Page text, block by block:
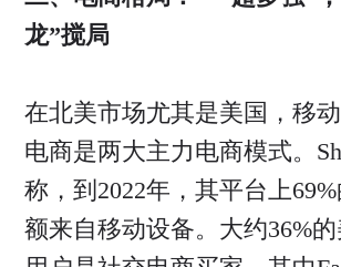
龙”搅局
在北美市场尤其是美国，移
电商是两大主力电商模式。
称，到2022年，其平台上
额来自移动设备。大约36%